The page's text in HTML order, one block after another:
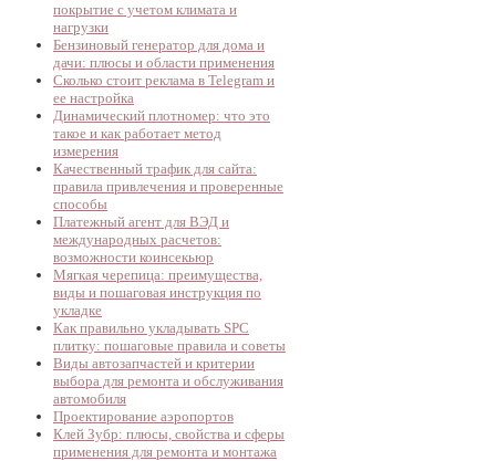
покрытие с учетом климата и
нагрузки
Бензиновый генератор для дома и
дачи: плюсы и области применения
Сколько стоит реклама в Telegram и
ее настройка
Динамический плотномер: что это
такое и как работает метод
измерения
Качественный трафик для сайта:
правила привлечения и проверенные
способы
Платежный агент для ВЭД и
международных расчетов:
возможности коинсекьюр
Мягкая черепица: преимущества,
виды и пошаговая инструкция по
укладке
Как правильно укладывать SPC
плитку: пошаговые правила и советы
Виды автозапчастей и критерии
выбора для ремонта и обслуживания
автомобиля
Проектирование аэропортов
Клей Зубр: плюсы, свойства и сферы
применения для ремонта и монтажа